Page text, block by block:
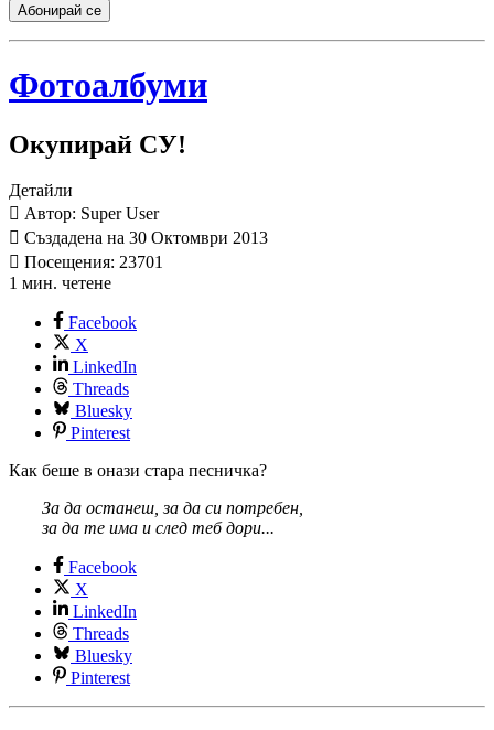
Абонирай се
Фотоалбуми
Окупирай СУ!
Детайли
Автор: Super User
Създадена на 30 Октомври 2013
Посещения: 23701
1 мин. четене
Facebook
X
LinkedIn
Threads
Bluesky
Pinterest
Как беше в онази стара песничка?
За да останеш, за да си потребен,
за да те има и след теб дори...
Facebook
X
LinkedIn
Threads
Bluesky
Pinterest